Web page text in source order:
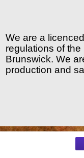
We are a
regulations of
Brunswick. We
production and